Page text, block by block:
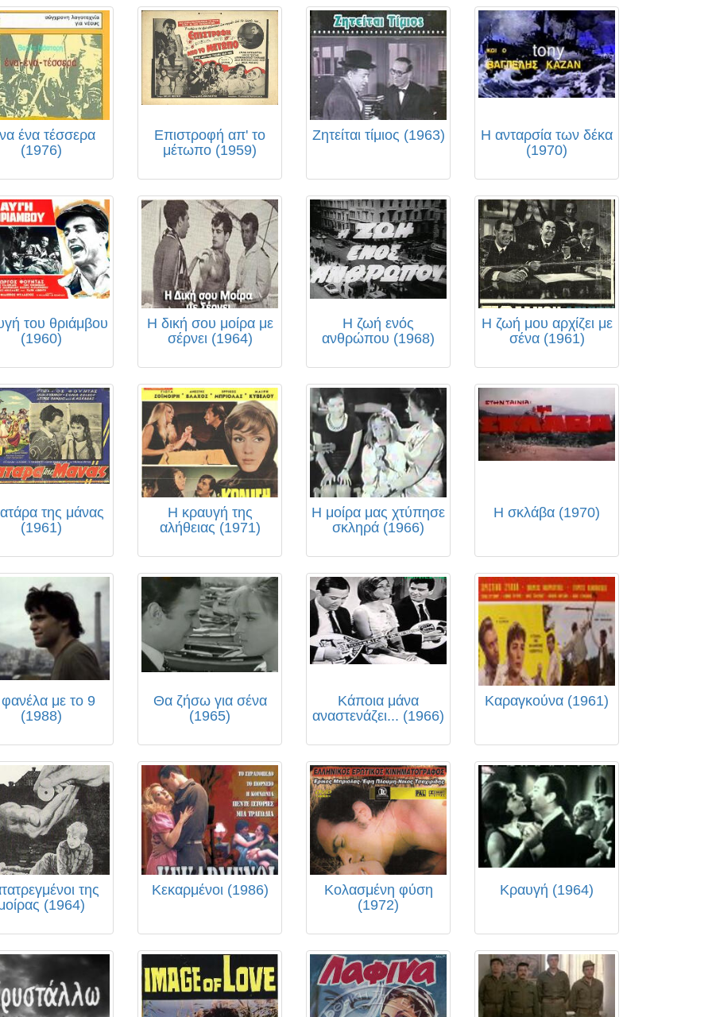
ένα τέσσερα
(1976)
Επιστροφή απ' το
μέτωπο (1959)
Ζητείται τίμιος (1963)
Η ανταρσία των δέκα
(1970)
του θριάμβου
(1960)
Η δική σου μοίρα με
σέρνει (1964)
Η ζωή ενός
ανθρώπου (1968)
Η ζωή μου αρχίζει με
σένα (1961)
της μάνας
(1961)
Η κραυγή της
αλήθειας (1971)
Η μοίρα μας χτύπησε
σκληρά (1966)
Η σκλάβα (1970)
με το 9
(1988)
Θα ζήσω για σένα
(1965)
Κάποια μάνα
αναστενάζει... (1966)
Καραγκούνα (1961)
της
(1964)
Κεκαρμένοι (1986)
Κολασμένη φύση
(1972)
Κραυγή (1964)